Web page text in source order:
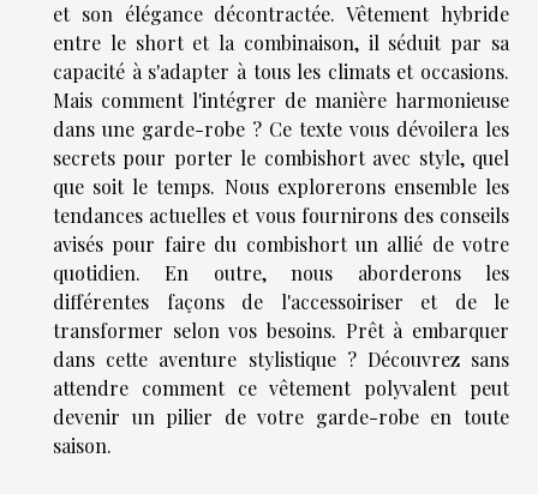
et son élégance décontractée. Vêtement hybride
entre le short et la combinaison, il séduit par sa
capacité à s'adapter à tous les climats et occasions.
Mais comment l'intégrer de manière harmonieuse
dans une garde-robe ? Ce texte vous dévoilera les
secrets pour porter le combishort avec style, quel
que soit le temps. Nous explorerons ensemble les
tendances actuelles et vous fournirons des conseils
avisés pour faire du combishort un allié de votre
quotidien. En outre, nous aborderons les
différentes façons de l'accessoiriser et de le
transformer selon vos besoins. Prêt à embarquer
dans cette aventure stylistique ? Découvrez sans
attendre comment ce vêtement polyvalent peut
devenir un pilier de votre garde-robe en toute
saison.